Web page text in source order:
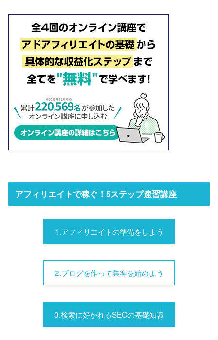
アフィリエイトで稼ぐ！5ステップ速習講座
1.アフィリエイトの準備をしよう
2.ブログを作って集客を始めよう
3.検索に好かれるSEOの基礎知識